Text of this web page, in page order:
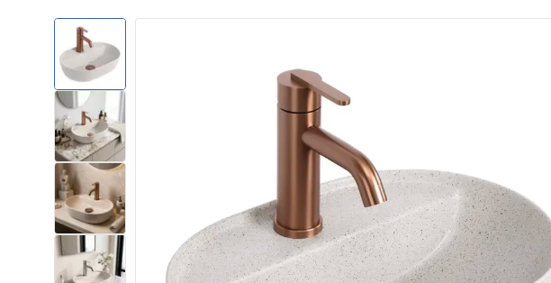
Duši uks
Vannitoa dušialused
Lineaarne duši äravool
Tualettruumid
Vajub ära